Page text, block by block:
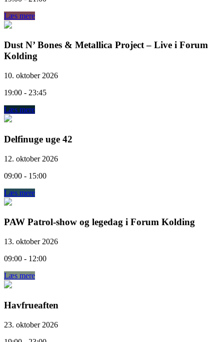
Læs mere
Dust N’ Bones & Metallica Project – Live i Forum
Kolding
10. oktober 2026
19:00 - 23:45
Læs mere
Delfinuge uge 42
12. oktober 2026
09:00 - 15:00
Læs mere
PAW Patrol-show og legedag i Forum Kolding
13. oktober 2026
09:00 - 12:00
Læs mere
Havfrueaften
23. oktober 2026